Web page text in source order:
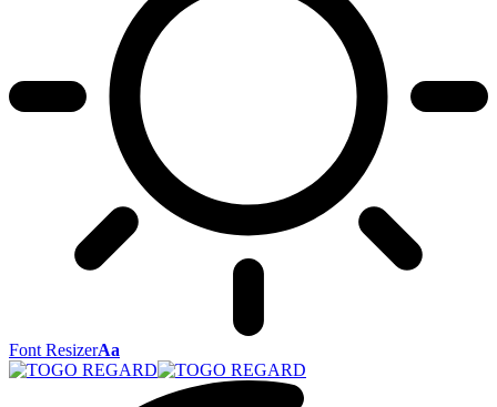
Font ResizerAa